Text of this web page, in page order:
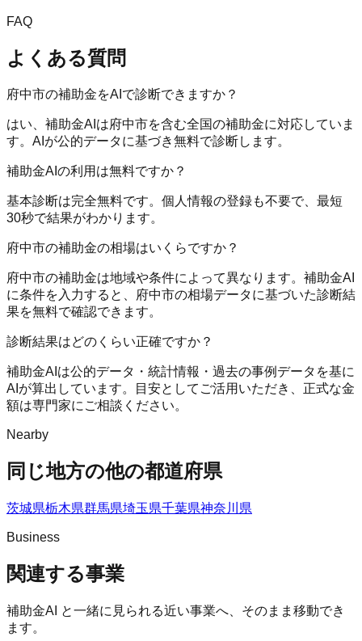
FAQ
よくある質問
府中市の補助金をAIで診断できますか？
はい、補助金AIは府中市を含む全国の補助金に対応していま
す。AIが公的データに基づき無料で診断します。
補助金AIの利用は無料ですか？
基本診断は完全無料です。個人情報の登録も不要で、最短
30秒で結果がわかります。
府中市の補助金の相場はいくらですか？
府中市の補助金は地域や条件によって異なります。補助金AI
に条件を入力すると、府中市の相場データに基づいた診断結
果を無料で確認できます。
診断結果はどのくらい正確ですか？
補助金AIは公的データ・統計情報・過去の事例データを基に
AIが算出しています。目安としてご活用いただき、正式な金
額は専門家にご相談ください。
Nearby
同じ地方の他の都道府県
茨城県栃木県群馬県埼玉県千葉県神奈川県
Business
関連する事業
補助金AI
と一緒に見られる近い事業へ、そのまま移動でき
ます。